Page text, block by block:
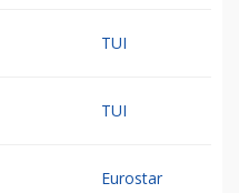
TUI
TUI
Eurostar